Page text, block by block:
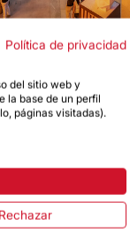
Política de privacidad
del sitio web y
la base de un perfil
páginas visitadas).
Rechazar